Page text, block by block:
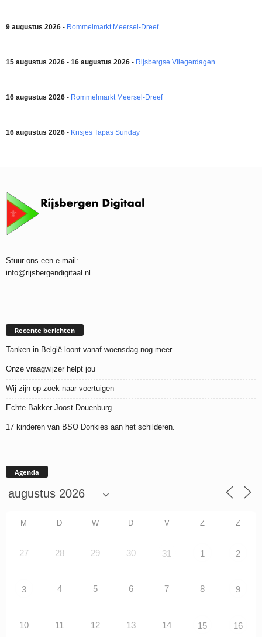
9 augustus 2026 - Rommelmarkt Meersel-Dreef
15 augustus 2026 - 16 augustus 2026 - Rijsbergse Vliegerdagen
16 augustus 2026 - Rommelmarkt Meersel-Dreef
16 augustus 2026 - Krisjes Tapas Sunday
Stuur ons een e-mail:
info@rijsbergendigitaal.nl
Recente berichten
Tanken in België loont vanaf woensdag nog meer
Onze vraagwijzer helpt jou
Wij zijn op zoek naar voertuigen
Echte Bakker Joost Douenburg
17 kinderen van BSO Donkies aan het schilderen.
Agenda
M D W D V Z Z
27 28 29 30 31 1 2
3 4 5 6 7 8 9
10 11 12 13 14 15 16